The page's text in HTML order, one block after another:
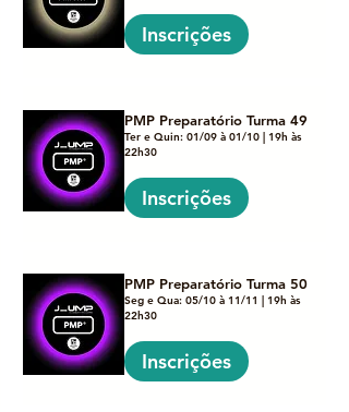
Inscrições
PMP Preparatório Turma 49
Ter e Quin: 01/09 à 01/10 | 19h às
22h30
Inscrições
PMP Preparatório Turma 50
Seg e Qua: 05/10 à 11/11 | 19h às
22h30
Inscrições